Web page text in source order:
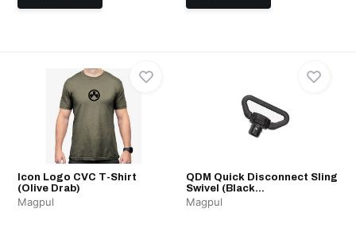
Icon Logo CVC T-Shirt
(Olive Drab)
Magpul
QDM Quick Disconnect Sling
Swivel (Black...
Magpul